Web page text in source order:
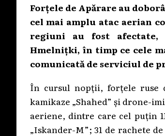
Forțele de Apărare au
cel mai amplu atac aerian
regiuni au fost afectate,
Hmelnițki, în timp ce cele
comunicată de serviciul de
În cursul nopții, forțele ruse
kamikaze „Shahed” și drone-
aeriene, dintre care cel puțin
„Iskander-M”; 31 de rachete